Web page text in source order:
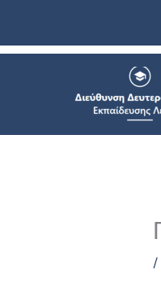
περιεχόμενο
/